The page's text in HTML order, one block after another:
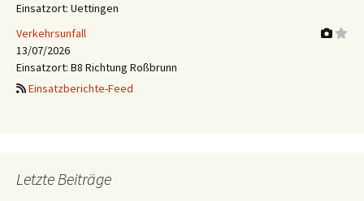
Einsatzort: Uettingen
Verkehrsunfall
13/07/2026
Einsatzort: B8 Richtung Roßbrunn
Einsatzberichte-Feed
Letzte Beiträge